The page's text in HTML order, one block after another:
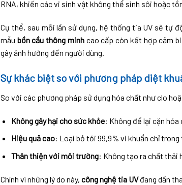
RNA, khiến các vi sinh vật không thể sinh sôi hoặc
Cụ thể, sau mỗi lần sử dụng, hệ thống tia UV sẽ tự
mẫu bồn cầu thông minhcao cấp còn kết hợp cảm
gây ảnh hưởng đến người dùng.
Sự khác biệt so với phương pháp diệt
So với các phương pháp sử dụng hóa chất như clo
Không gây hại cho sức khỏe: Không để lại cặn hóa
Hiệu quả cao: Loại bỏ tới 99,9% vi khuẩn chỉ trong
Thân thiện với môi trường: Không tạo ra chất thải
Chính vì những lý do này, công nghệ tia UVđang dần